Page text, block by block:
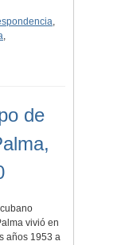
,
,
de
vivió en
años 1953 a